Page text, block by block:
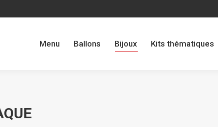
Menu Ballons Bijoux Kits thématiques